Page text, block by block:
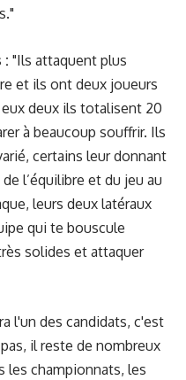
: "Ils attaquent plus
et ils ont deux joueurs
deux ils totalisent 20
à beaucoup souffrir. Ils
certains leur donnant
l’équilibre et du jeu au
leurs deux latéraux
qui te bouscule
solides et attaquer
l'un des candidats, c'est
il reste de nombreux
les championnats, les